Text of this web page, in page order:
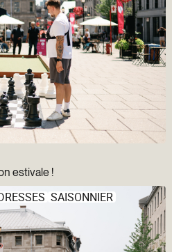
estivale !
SAISONNIER